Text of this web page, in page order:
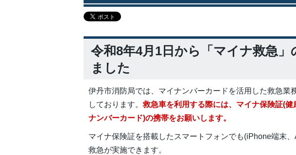
令和8年4月1日から「マイナ救急」
ました
伊丹市消防局では、マイナンバーカードを活用した救急業
しております。救急車を利用する際には、マイナ保険証(
ナンバーカード)の携帯をお願いします。
マイナ保険証を搭載したスマートフォンでも(iPhone端末
救急が実施できます。